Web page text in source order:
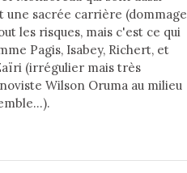
une sacrée carrière (dommage
les risques, mais c'est ce qui
Pagis, Isabey, Richert, et
(irrégulier mais très
Wilson Oruma au milieu